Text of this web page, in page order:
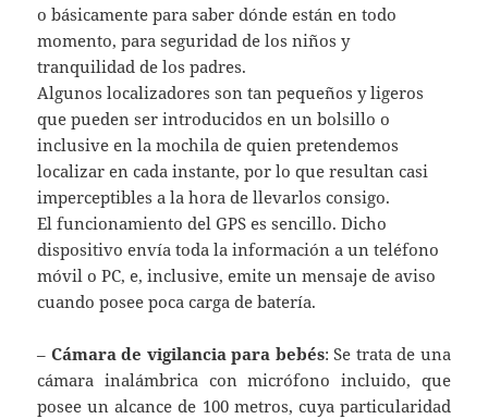
o básicamente para saber dónde están en todo
momento, para seguridad de los niños y
tranquilidad de los padres.
Algunos localizadores son tan pequeños y ligeros
que pueden ser introducidos en un bolsillo o
inclusive en la mochila de quien pretendemos
localizar en cada instante, por lo que resultan casi
imperceptibles a la hora de llevarlos consigo.
El funcionamiento del GPS es sencillo. Dicho
dispositivo envía toda la información a un teléfono
móvil o PC, e, inclusive, emite un mensaje de aviso
cuando posee poca carga de batería.
– Cámara de vigilancia para bebés: Se trata de una
cámara inalámbrica con micrófono incluido, que
posee un alcance de 100 metros, cuya particularidad